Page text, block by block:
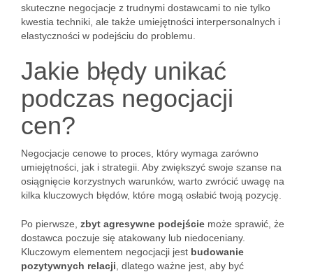
skuteczne negocjacje z trudnymi dostawcami to nie tylko
kwestia techniki, ale także umiejętności interpersonalnych i
elastyczności w podejściu do problemu.
Jakie błędy unikać
podczas negocjacji
cen?
Negocjacje cenowe to proces, który wymaga zarówno
umiejętności, jak i strategii. Aby zwiększyć swoje szanse na
osiągnięcie korzystnych warunków, warto zwrócić uwagę na
kilka kluczowych błędów, które mogą osłabić twoją pozycję.
Po pierwsze, zbyt agresywne podejście może sprawić, że
dostawca poczuje się atakowany lub niedoceniany.
Kluczowym elementem negocjacji jest budowanie
pozytywnych relacji , dlatego ważne jest, aby być